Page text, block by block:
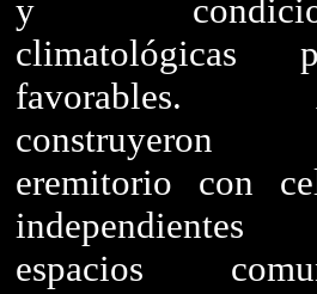
y
climatológicas
favorables.
construyeron
eremitorio con
espacios